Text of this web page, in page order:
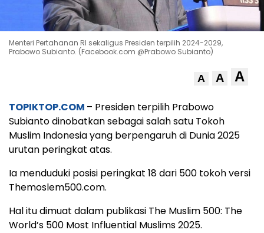
Menteri Pertahanan RI sekaligus Presiden terpilih 2024-2029,
Prabowo Subianto. (Facebook.com @Prabowo Subianto)
A A A
TOPIKTOP.COM – Presiden terpilih Prabowo
Subianto dinobatkan sebagai salah satu Tokoh
Muslim Indonesia yang berpengaruh di Dunia 2025
urutan peringkat atas.
Ia menduduki posisi peringkat 18 dari 500 tokoh versi
Themoslem500.com.
Hal itu dimuat dalam publikasi The Muslim 500: The
World’s 500 Most Influential Muslims 2025.